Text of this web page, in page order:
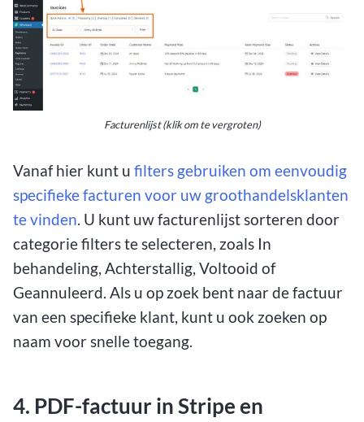
Facturenlijst (klik om te vergroten)
Vanaf hier kunt u filters gebruiken om eenvoudig
specifieke facturen voor uw groothandelsklanten
te vinden. U kunt uw facturenlijst sorteren door
categorie filters te selecteren, zoals In
behandeling, Achterstallig, Voltooid of
Geannuleerd. Als u op zoek bent naar de factuur
van een specifieke klant, kunt u ook zoeken op
naam voor snelle toegang.
4. PDF-factuur in Stripe en